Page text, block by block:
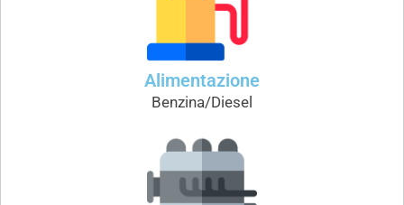
Alimentazione
Benzina/Diesel